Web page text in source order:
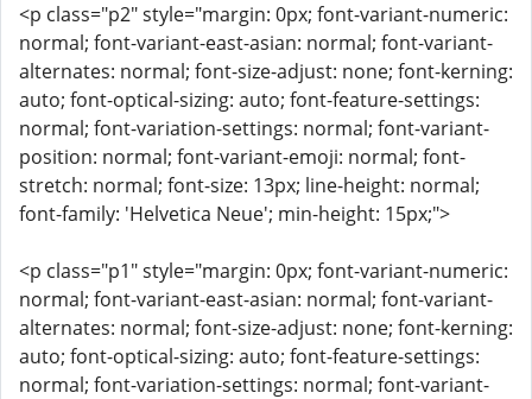
<p class="p2" style="margin: 0px; font-variant-numeric:
normal; font-variant-east-asian: normal; font-variant-
alternates: normal; font-size-adjust: none; font-kerning:
auto; font-optical-sizing: auto; font-feature-settings:
normal; font-variation-settings: normal; font-variant-
position: normal; font-variant-emoji: normal; font-
stretch: normal; font-size: 13px; line-height: normal;
font-family: 'Helvetica Neue'; min-height: 15px;">
<p class="p1" style="margin: 0px; font-variant-numeric:
normal; font-variant-east-asian: normal; font-variant-
alternates: normal; font-size-adjust: none; font-kerning:
auto; font-optical-sizing: auto; font-feature-settings:
normal; font-variation-settings: normal; font-variant-